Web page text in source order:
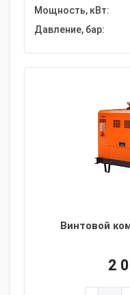
Мощность, кВт:
Давление, бар:
Винтовой
2